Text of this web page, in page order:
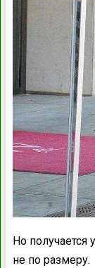
Но получается
не по размеру.